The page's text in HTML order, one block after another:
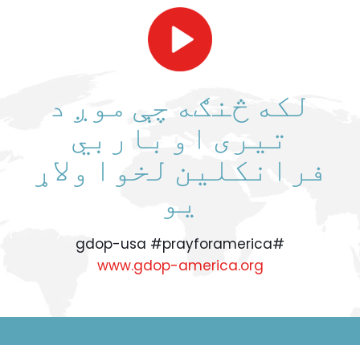
لکه څنګه چې موږ د
تیری او باربي
فرانکلین لخوا ولاړ
یو
#gdop-usa #prayforamerica
www.gdop-america.org